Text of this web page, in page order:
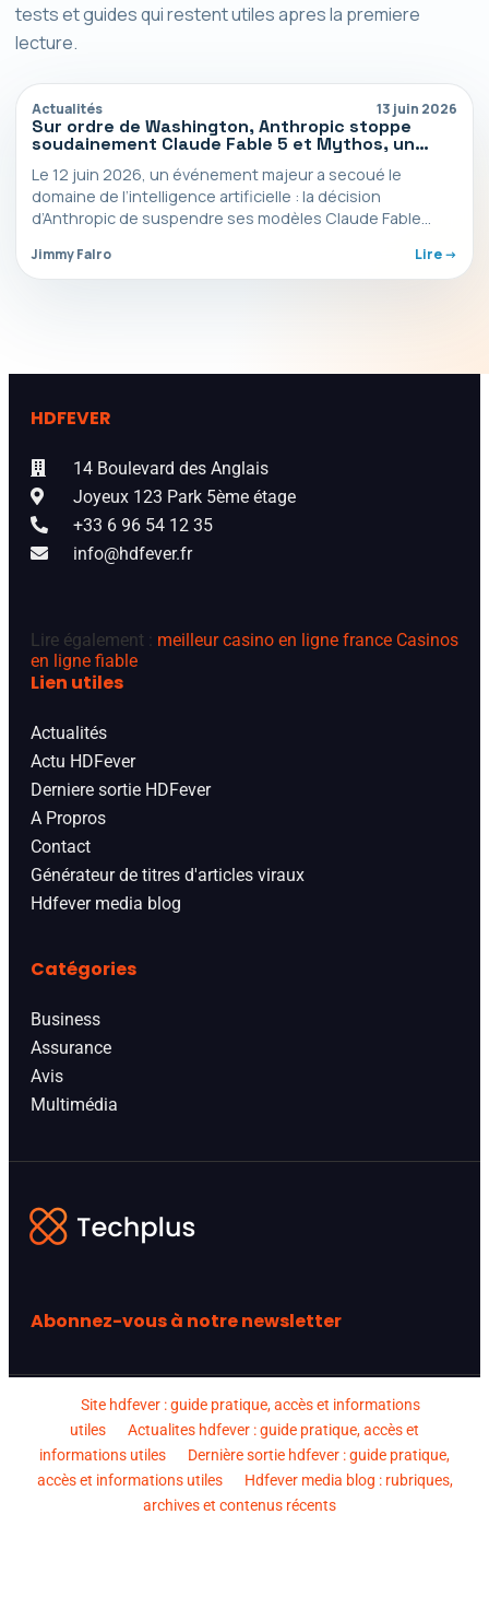
tests et guides qui restent utiles apres la premiere
lecture.
Actualités 13 juin 2026
Sur ordre de Washington, Anthropic stoppe
soudainement Claude Fable 5 et Mythos, un
Le 12 juin 2026, un événement majeur a secoué le
domaine de l’intelligence artificielle : la décision
d’Anthropic de suspendre ses modèles Claude Fable…
Jimmy Falro Lire ->
HDFEVER
14 Boulevard des Anglais
Joyeux 123 Park 5ème étage
+33 6 96 54 12 35
info@hdfever.fr
Lire également : meilleur casino en ligne france Casinos
en ligne fiable
Lien utiles
Actualités
Actu HDFever
Derniere sortie HDFever
A Propros
Contact
Générateur de titres d'articles viraux
Hdfever media blog
Catégories
Business
Assurance
Avis
Multimédia
Abonnez-vous à notre newsletter
Site hdfever : guide pratique, accès et informations
utiles
Actualites hdfever : guide pratique, accès et
informations utiles
Dernière sortie hdfever : guide pratique,
accès et informations utiles
Hdfever media blog : rubriques,
archives et contenus récents